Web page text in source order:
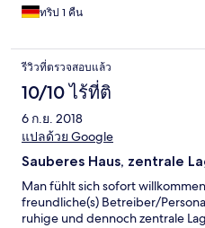
ทริป 1 คืน
รีวิวที่ตรวจสอบแล้ว
10/10 ไร้ที่ติ
6 ก.ย. 2018
แปลด้วย Google
Sauberes Haus, zentrale
Man fühlt sich sofort
freundliche(s) Betreiber/
ruhige und dennoch zentrale